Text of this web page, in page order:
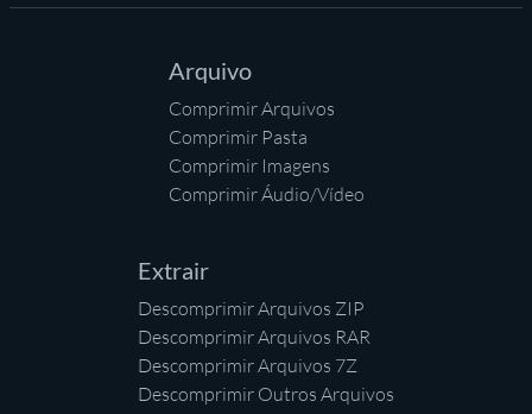
Arquivo
Comprimir Arquivos
Comprimir Pasta
Comprimir Imagens
Comprimir Áudio/Vídeo
Extrair
Descomprimir Arquivos ZIP
Descomprimir Arquivos RAR
Descomprimir Arquivos 7Z
Descomprimir Outros Arquivos